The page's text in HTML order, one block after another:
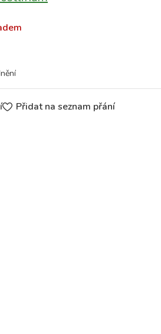
Přidat na seznam přání